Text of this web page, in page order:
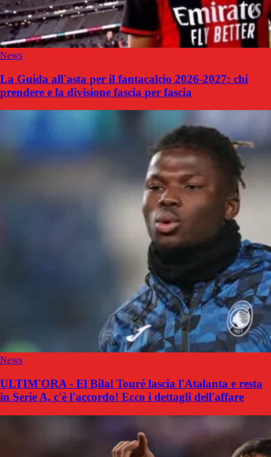
News
La Guida all'asta per il fantacalcio 2026-2027: chi
prendere e la divisione fascia per fascia
News
ULTIM'ORA - El Bilal Touré lascia l'Atalanta e resta
in Serie A, c'è l'accordo! Ecco i dettagli dell'affare